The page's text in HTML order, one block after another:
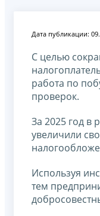
Дата публикации:
С целью
работа по
проверок.
За 2025 год в
увеличили
Используя
тем